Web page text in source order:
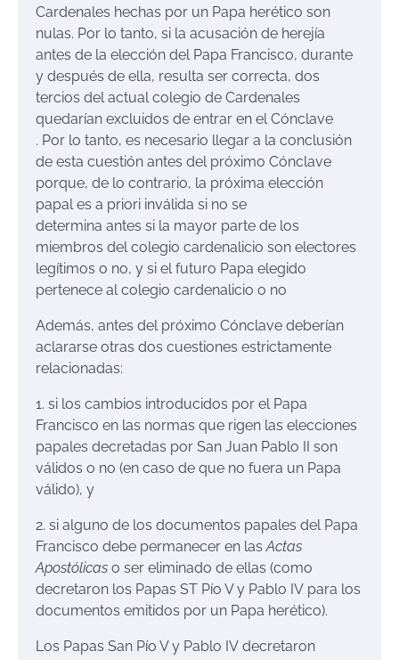
Cardenales hechas por un Papa herético son
nulas. Por lo tanto, si la acusación de herejía
antes de la elección del Papa Francisco, durante
y después de ella, resulta ser correcta, dos
tercios del actual colegio de Cardenales
quedarían excluidos de entrar en el Cónclave
. Por lo tanto, es necesario llegar a la conclusión
de esta cuestión antes del próximo Cónclave
porque, de lo contrario, la próxima elección
papal es a priori inválida si no se
determina antes si la mayor parte de los
miembros del colegio cardenalicio son electores
legítimos o no, y si el futuro Papa elegido
pertenece al colegio cardenalicio o no
Además, antes del próximo Cónclave deberían
aclararse otras dos cuestiones estrictamente
relacionadas:
1. si los cambios introducidos por el Papa
Francisco en las normas que rigen las elecciones
papales decretadas por San Juan Pablo II son
válidos o no (en caso de que no fuera un Papa
válido), y
2. si alguno de los documentos papales del Papa
Francisco debe permanecer en lasActas
Apostólicas o ser eliminado de ellas (como
decretaron los Papas ST Pío V y Pablo IV para los
documentos emitidos por un Papa herético).
Los Papas San Pío V y Pablo IV decretaron